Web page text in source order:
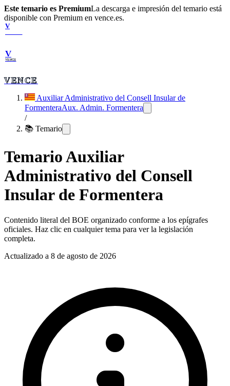
Este temario es PremiumLa descarga e impresión del temario está
disponible con Premium en vence.es.
V
V
VENCE
VENCE
Auxiliar Administrativo del Consell Insular de
FormenteraAux. Admin. Formentera
/
📚 Temario
TemarioAuxiliar
Administrativo del Consell
Insular de Formentera
Contenido literal del BOE organizado conforme a los epígrafes
oficiales. Haz clic en cualquier tema para ver la legislación
completa.
Actualizado a 8 de agosto de 2026